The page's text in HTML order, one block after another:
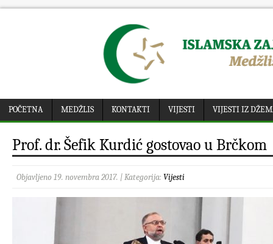
POČETNA MEDŽLIS KONTAKTI VIJESTI VIJESTI IZ
Prof. dr. Šefik Kurdić gostovao u Brčkom
Objavljeno 19. novembra 2017. | Kategorija: Vijesti